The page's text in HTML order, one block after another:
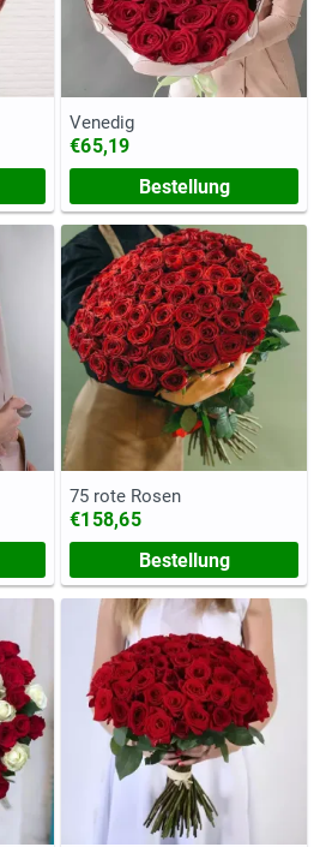
Venedig
€65,19
Bestellung
75 rote Rosen
€158,65
Bestellung